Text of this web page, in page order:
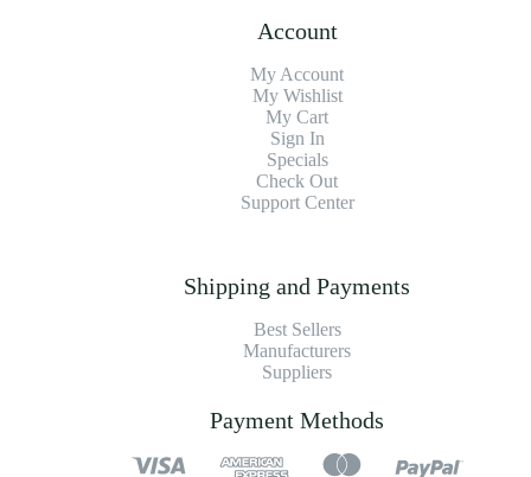
Account
My Account
My Wishlist
My Cart
Sign In
Specials
Check Out
Support Center
Shipping and Payments
Best Sellers
Manufacturers
Suppliers
Payment Methods